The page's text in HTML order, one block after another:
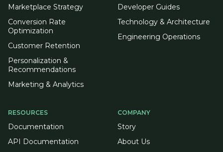
Marketplace Strategy
Conversion Rate
Optimization
Customer Retention
Personalization &
Recommendations
Marketing & Analytics
Developer Guides
Technology & Architecture
Engineering Operations
RESOURCES
Documentation
API Documentation
COMPANY
Story
About Us